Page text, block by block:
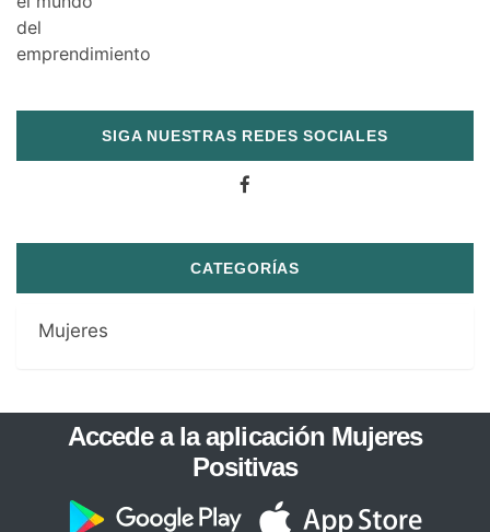
SIGA NUESTRAS REDES SOCIALES
CATEGORÍAS
Mujeres
Accede a la aplicación Mujeres
Positivas